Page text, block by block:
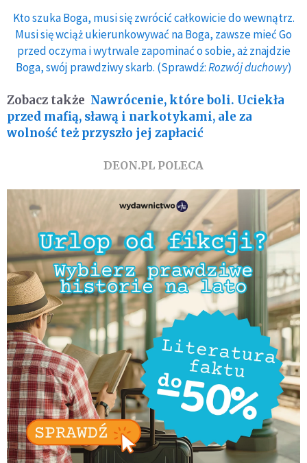
Kto szuka Boga, musi się zwrócić całkowicie do wewnątrz.
Musi się wciąż ukierunkowywać na Boga, zawsze mieć Go
przed oczyma i wytrwale zapominać o sobie, aż znajdzie
Boga, swój prawdziwy skarb. (Sprawdź:Rozwój duchowy)
Zobacz także Nawrócenie, które boli. Uciekła
przed mafią, sławą i narkotykami, ale za
wolność też przyszło jej zapłacić
DEON.PL POLECA